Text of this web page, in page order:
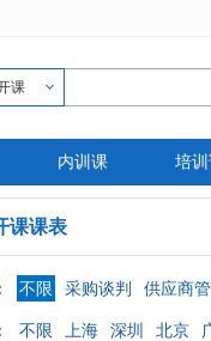
课
内训课 培
课课表
不限 采购谈判 供应商
不限 上海 深圳 北京